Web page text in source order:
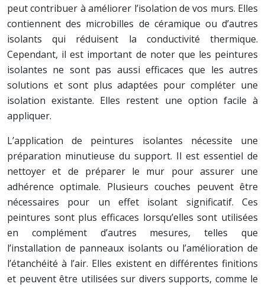
peut contribuer à améliorer l’isolation de vos murs. Elles
contiennent des microbilles de céramique ou d’autres
isolants qui réduisent la conductivité thermique.
Cependant, il est important de noter que les peintures
isolantes ne sont pas aussi efficaces que les autres
solutions et sont plus adaptées pour compléter une
isolation existante. Elles restent une option facile à
appliquer.
L’application de peintures isolantes nécessite une
préparation minutieuse du support. Il est essentiel de
nettoyer et de préparer le mur pour assurer une
adhérence optimale. Plusieurs couches peuvent être
nécessaires pour un effet isolant significatif. Ces
peintures sont plus efficaces lorsqu’elles sont utilisées
en complément d’autres mesures, telles que
l’installation de panneaux isolants ou l’amélioration de
l’étanchéité à l’air. Elles existent en différentes finitions
et peuvent être utilisées sur divers supports, comme le